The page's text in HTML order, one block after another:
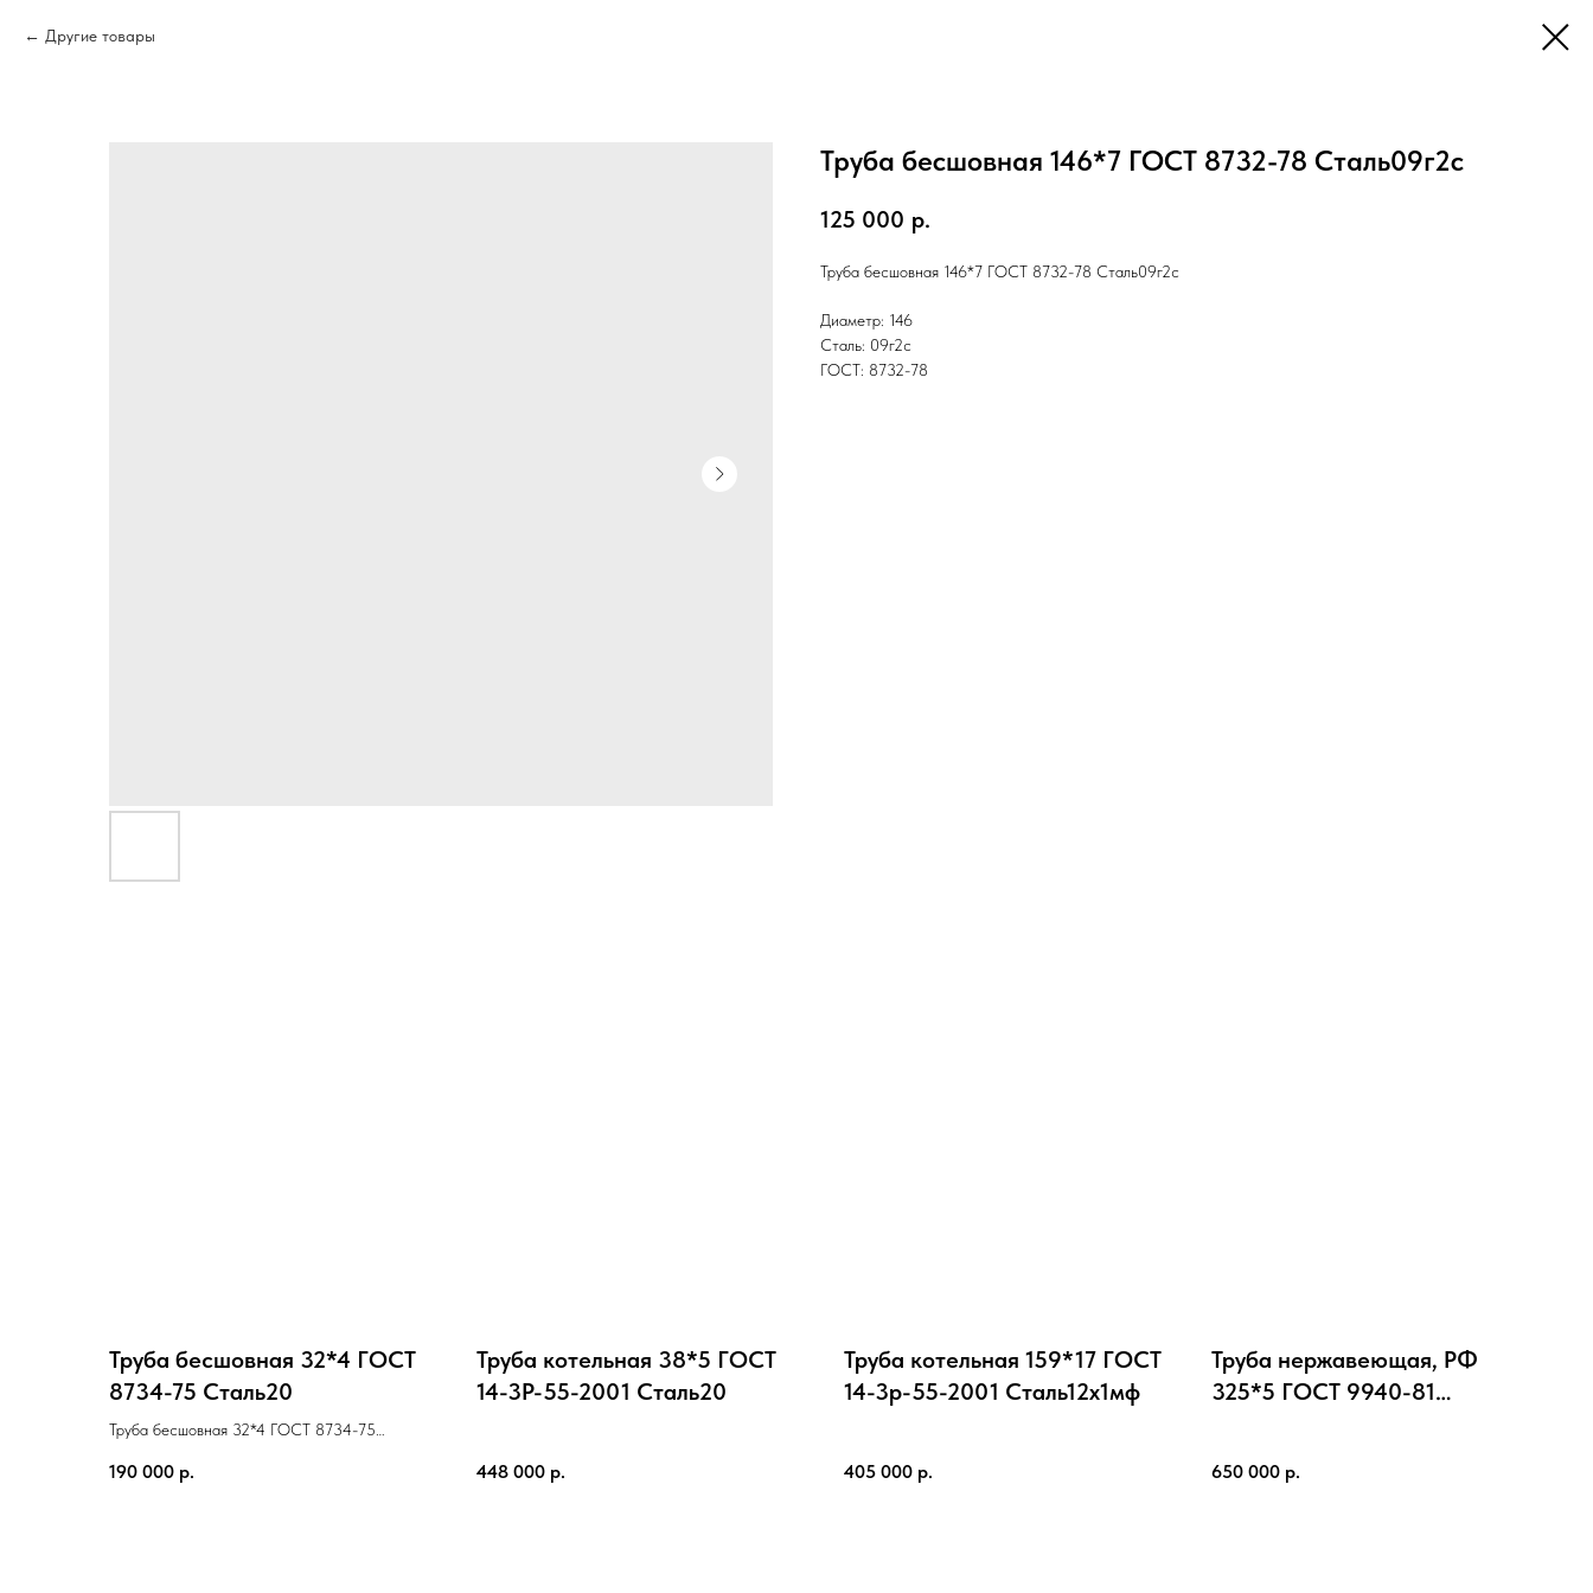
Другие товары
Труба бесшовная 146*7 ГОСТ 8732-78 Cталь09г2с
125 000 р.
Труба бесшовная 146*7 ГОСТ 8732-78 Cталь09г2с
Диаметр: 146
Сталь: 09г2с
ГОСТ: 8732-78
Труба бесшовная 32*4 ГОСТ
8734-75 Cталь20
Труба бесшовная 32*4 ГОСТ 8734-75
190 000 р.
Труба котельная 38*5 ГОСТ
14-3Р-55-2001 Cталь20
448 000 р.
Труба котельная 159*17 ГОСТ
14-3р-55-2001 Cталь12х1мф
405 000 р.
Труба нержавеющая, РФ
325*5 ГОСТ 9940-81
650 000 р.